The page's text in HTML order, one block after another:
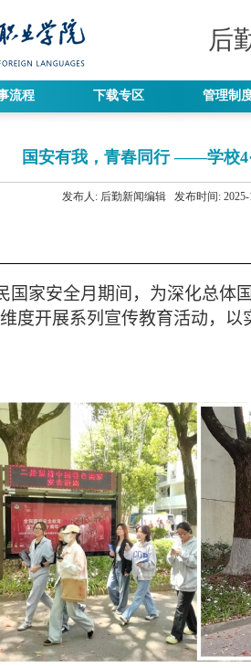
后
流程 下载专区 管理制
国安有我，青春同行 ——学校
发布人: 后勤新闻编辑发布时间:
国家安全月期间，为深化总体
度开展系列宣传教育活动，